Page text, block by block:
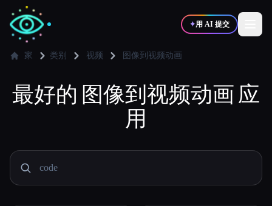
✦用 AI 提交
✍️写作者 🎨设计师
🎓 学生
家 类别 视频 图像到视频动画
最好的 图像到视频动画应
用